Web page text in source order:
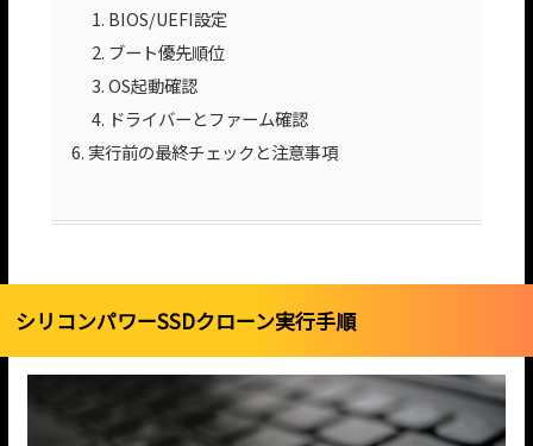
BIOS/UEFI設定
ブート優先順位
OS起動確認
ドライバーとファーム確認
実行前の最終チェックと注意事項
シリコンパワーSSDクローン実行手順